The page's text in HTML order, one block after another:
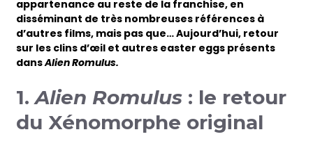
appartenance au reste de la franchise, en
disséminant de très nombreuses références à
d’autres films, mais pas que… Aujourd’hui, retour
sur les clins d’œil et autres easter eggs présents
dansAlien Romulus.
1.Alien Romulus : le retour
du Xénomorphe original